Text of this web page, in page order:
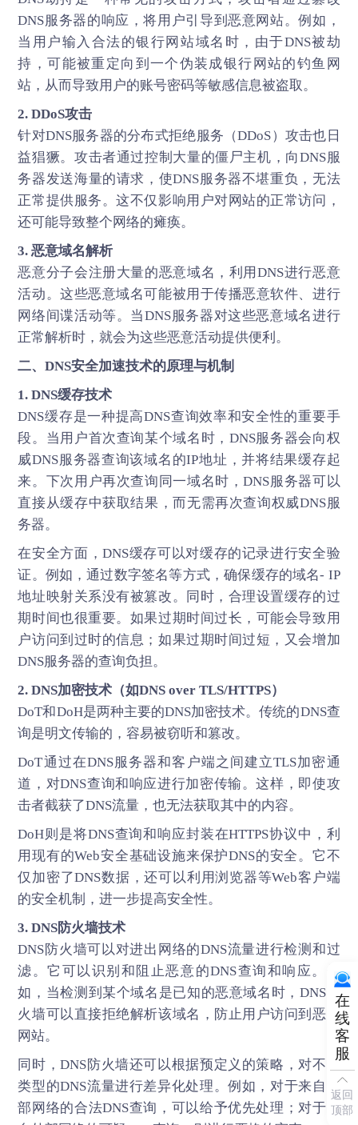
DNS服务器的响应，将用户引导到恶意网站。例如，
当用户输入合法的银行网站域名时，由于DNS被劫
持，可能被重定向到一个伪装成银行网站的钓鱼网
站，从而导致用户的账号密码等敏感信息被盗取。
2.DDoS攻击
针对DNS服务器的分布式拒绝服务（DDoS）攻击也日
益猖獗。攻击者通过控制大量的僵尸主机，向DNS服
务器发送海量的请求，使DNS服务器不堪重负，无法
正常提供服务。这不仅影响用户对网站的正常访问，
还可能导致整个网络的瘫痪。
3. 恶意域名解析
恶意分子会注册大量的恶意域名，利用DNS进行恶意
活动。这些恶意域名可能被用于传播恶意软件、进行
网络间谍活动等。当DNS服务器对这些恶意域名进行
正常解析时，就会为这些恶意活动提供便利。
二、DNS安全加速技术的原理与机制
1. DNS缓存技术
DNS缓存是一种提高DNS查询效率和安全性的重要手
段。当用户首次查询某个域名时，DNS服务器会向权
威DNS服务器查询该域名的IP地址，并将结果缓存起
来。下次用户再次查询同一域名时，DNS服务器可以
直接从缓存中获取结果，而无需再次查询权威DNS服
务器。
在安全方面，DNS缓存可以对缓存的记录进行安全验
证。例如，通过数字签名等方式，确保缓存的域名- IP
地址映射关系没有被篡改。同时，合理设置缓存的过
期时间也很重要。如果过期时间过长，可能会导致用
户访问到过时的信息；如果过期时间过短，又会增加
DNS服务器的查询负担。
2. DNS加密技术（如DNS over TLS/HTTPS）
DoT和DoH是两种主要的DNS加密技术。传统的DNS查
询是明文传输的，容易被窃听和篡改。
DoT通过在DNS服务器和客户端之间建立TLS加密通
道，对DNS查询和响应进行加密传输。这样，即使攻
击者截获了DNS流量，也无法获取其中的内容。
DoH则是将DNS查询和响应封装在HTTPS协议中，利
用现有的Web安全基础设施来保护DNS的安全。它不
仅加密了DNS数据，还可以利用浏览器等Web客户端
的安全机制，进一步提高安全性。
3. DNS防火墙技术
DNS防火墙可以对进出网络的DNS流量进行检测和过
滤。它可以识别和阻止恶意的DNS查询和响应。例
如，当检测到某个域名是已知的恶意域名时，DNS防
火墙可以直接拒绝解析该域名，防止用户访问到恶意
网站。
同时，DNS防火墙还可以根据预定义的策略，对不同
类型的DNS流量进行差异化处理。例如，对于来自内
部网络的合法DNS查询，可以给予优先处理；对于来
在
线
客
服
返回
顶部